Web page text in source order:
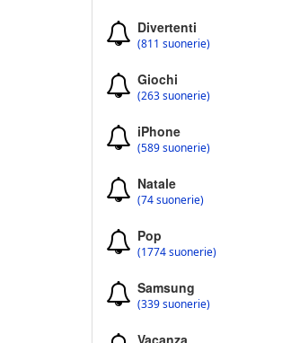
Divertenti
(811 suonerie)
Giochi
(263 suonerie)
iPhone
(589 suonerie)
Natale
(74 suonerie)
Pop
(1774 suonerie)
Samsung
(339 suonerie)
Vacanza